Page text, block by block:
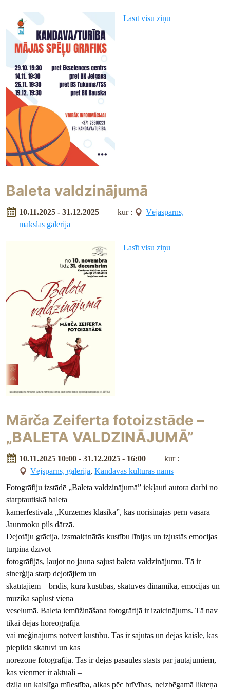
Lasīt visu ziņu
Baleta valdzinājumā
10.11.2025 - 31.12.2025 kur :
Vējaspārns,
mākslas galerija
Lasīt visu ziņu
Mārča Zeiferta fotoizstāde –
„BALETA VALDZINĀJUMĀ”
10.11.2025 10:00 - 31.12.2025 - 16:00
kur :
Vējspārns, galerija,Kandavas kultūras nams
Fotogrāfiju izstādē „Baleta valdzinājumā” iekļauti autora darbi no
starptautiskā baleta
kamerfestivāla „Kurzemes klasika”, kas norisinājās pērn vasarā
Jaunmoku pils dārzā.
Dejotāju grācija, izsmalcinātās kustību līnijas un izjustās emocijas
turpina dzīvot
fotogrāfijās, ļaujot no jauna sajust baleta valdzinājumu. Tā ir
sinerģija starp dejotājiem un
skatītājiem – brīdis, kurā kustības, skatuves dinamika, emocijas un
mūzika saplūst vienā
veselumā. Baleta iemūžināšana fotogrāfijā ir izaicinājums. Tā nav
tikai dejas horeogrāfija
vai mēģinājums notvert kustību. Tās ir sajūtas un dejas kaisle, kas
piepilda skatuvi un kas
norezonē fotogrāfijā. Tas ir dejas pasaules stāsts par jautājumiem,
kas vienmēr ir aktuāli –
dziļa un kaislīga mīlestība, alkas pēc brīvības, neizbēgamā likteņa